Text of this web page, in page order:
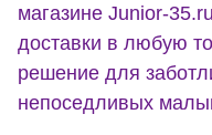
магазине Junior-
доставки в любую
решение для
непоседливых